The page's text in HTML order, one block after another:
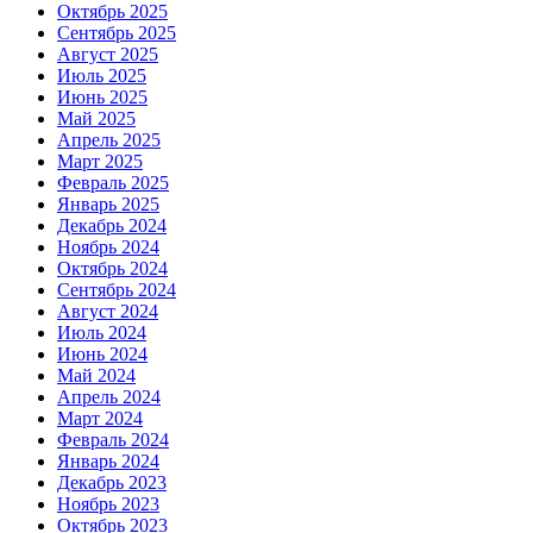
Октябрь 2025
Сентябрь 2025
Август 2025
Июль 2025
Июнь 2025
Май 2025
Апрель 2025
Март 2025
Февраль 2025
Январь 2025
Декабрь 2024
Ноябрь 2024
Октябрь 2024
Сентябрь 2024
Август 2024
Июль 2024
Июнь 2024
Май 2024
Апрель 2024
Март 2024
Февраль 2024
Январь 2024
Декабрь 2023
Ноябрь 2023
Октябрь 2023